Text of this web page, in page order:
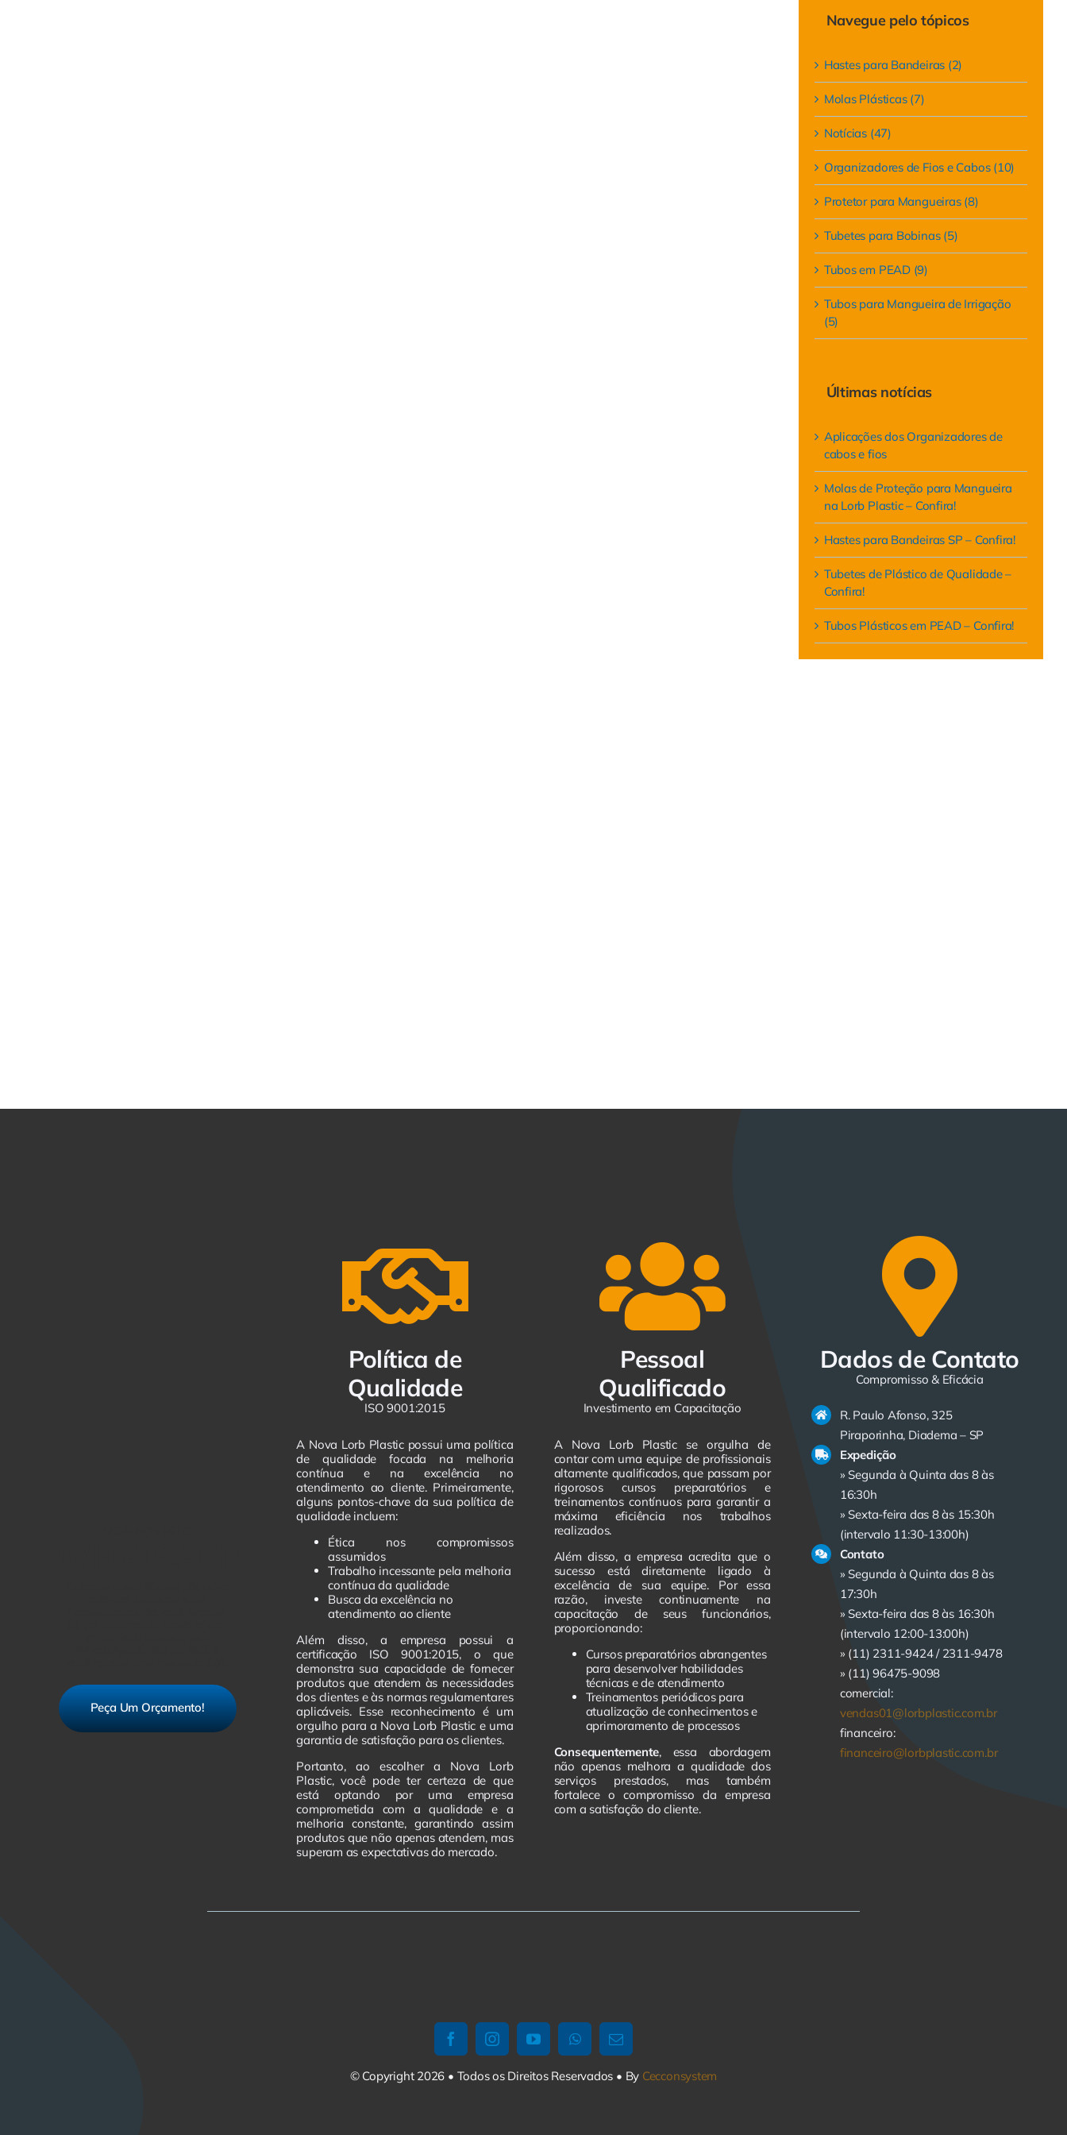
Navegue pelo tópicos
Hastes para Bandeiras (2)
Molas Plásticas (7)
Notícias (47)
Organizadores de Fios e Cabos (10)
Protetor para Mangueiras (8)
Tubetes para Bobinas (5)
Tubos em PEAD (9)
Tubos para Mangueira de Irrigação
(5)
Últimas notícias
Aplicações dos Organizadores de
cabos e fios
Molas de Proteção para Mangueira
na Lorb Plastic – Confira!
Hastes para Bandeiras SP – Confira!
Tubetes de Plástico de Qualidade –
Confira!
Tubos Plásticos em PEAD – Confira!
Peça Um Orçamento!
Política de
Qualidade
ISO 9001:2015
A Nova Lorb Plastic possui uma política
de qualidade focada na melhoria
contínua e na excelência no
atendimento ao cliente. Primeiramente,
alguns pontos-chave da sua política de
qualidade incluem:
Ética nos compromissos
assumidos
Trabalho incessante pela melhoria
contínua da qualidade
Busca da excelência no
atendimento ao cliente
Além disso, a empresa possui a
certificação ISO 9001:2015, o que
demonstra sua capacidade de fornecer
produtos que atendem às necessidades
dos clientes e às normas regulamentares
aplicáveis. Esse reconhecimento é um
orgulho para a Nova Lorb Plastic e uma
garantia de satisfação para os clientes.
Portanto, ao escolher a Nova Lorb
Plastic, você pode ter certeza de que
está optando por uma empresa
comprometida com a qualidade e a
melhoria constante, garantindo assim
produtos que não apenas atendem, mas
superam as expectativas do mercado.
Pessoal
Qualificado
Investimento em Capacitação
A Nova Lorb Plastic se orgulha de
contar com uma equipe de profissionais
altamente qualificados, que passam por
rigorosos cursos preparatórios e
treinamentos contínuos para garantir a
máxima eficiência nos trabalhos
realizados.
Além disso, a empresa acredita que o
sucesso está diretamente ligado à
excelência de sua equipe. Por essa
razão, investe continuamente na
capacitação de seus funcionários,
proporcionando:
Cursos preparatórios abrangentes
para desenvolver habilidades
técnicas e de atendimento
Treinamentos periódicos para
atualização de conhecimentos e
aprimoramento de processos
Consequentemente, essa abordagem
não apenas melhora a qualidade dos
serviços prestados, mas também
fortalece o compromisso da empresa
com a satisfação do cliente.
Dados de Contato
Compromisso & Eficácia
R. Paulo Afonso, 325
Piraporinha, Diadema – SP
Expedição
» Segunda à Quinta das 8 às
16:30h
» Sexta-feira das 8 às 15:30h
(intervalo 11:30-13:00h)
Contato
» Segunda à Quinta das 8 às
17:30h
» Sexta-feira das 8 às 16:30h
(intervalo 12:00-13:00h)
» (11) 2311-9424 / 2311-9478
» (11) 96475-9098
comercial:
vendas01@lorbplastic.com.br
financeiro:
financeiro@lorbplastic.com.br
© Copyright 2026 • Todos os Direitos Reservados • By Cecconsystem